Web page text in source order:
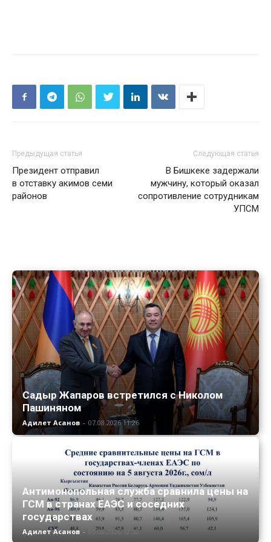
Предыдущая статья
Президент отправил
в отставку акимов семи
районов
Следующая статья
В Бишкеке задержали
мужчину, который оказал
сопротивление сотрудникам
УПСМ
Садыр Жапаров встретился с Николом
Пашиняном
Адилет Асанов - 07.08.2026 11:26
Антимонопольная служба сравнила цены на
ГСМ в странах ЕАЭС и соседних
государствах
Адилет Асанов - 05.08.2026 12:52